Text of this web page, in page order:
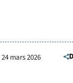
24 mars 2026